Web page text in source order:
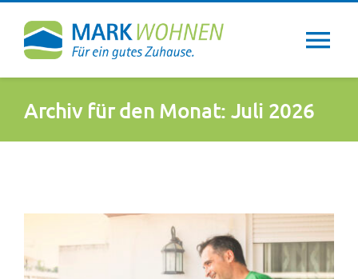
Inhalt
Über uns
Newsletter
Archiv für den Monat: Juli 2026